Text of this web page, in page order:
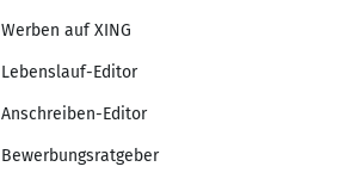
Werben auf XING
Lebenslauf-Editor
Anschreiben-Editor
Bewerbungsratgeber